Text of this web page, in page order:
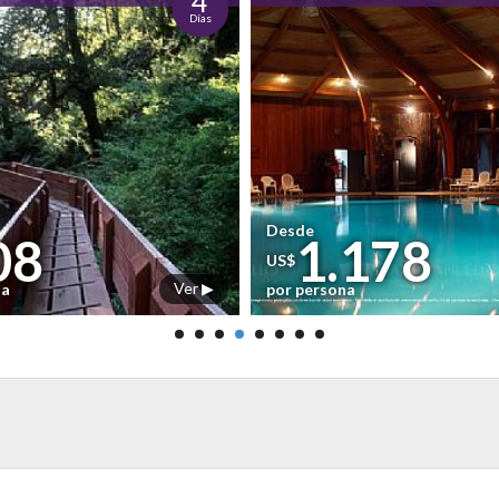
Días
Ver ▶
Desde
US$1.178
por persona